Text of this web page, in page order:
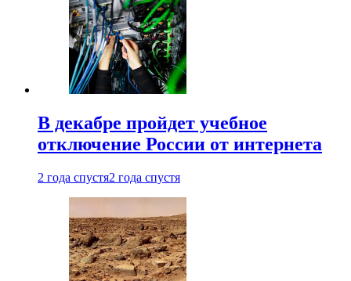
В декабре пройдет учебное
отключение России от интернета
2 года спустя2 года спустя